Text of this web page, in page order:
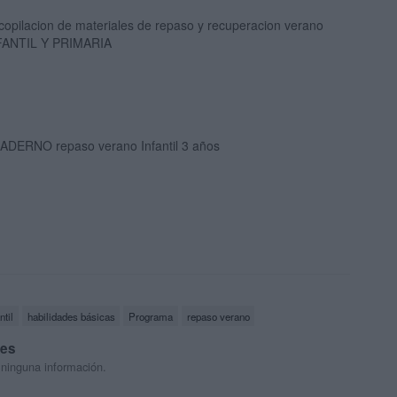
de materiales de repaso y recuperacion verano
Y PRIMARIA
repaso verano Infantil 3 años
habilidades básicas Programa repaso verano
información.